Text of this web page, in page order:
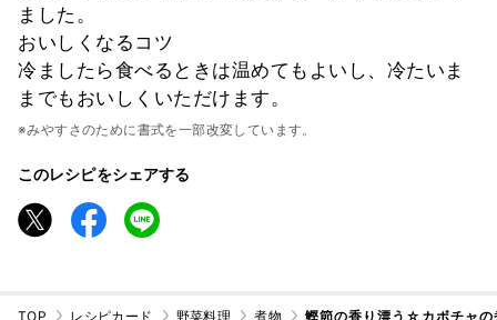
ました。
おいしくなるコツ
冷ましたら食べるときは温めてもよいし、冷たいま
までもおいしくいただけます。
※みやすさのために書式を一部改変しています。
このレシピをシェアする
TOP レシピカード 野菜料理 煮物 鰹節の香り漂う☆カボチャの